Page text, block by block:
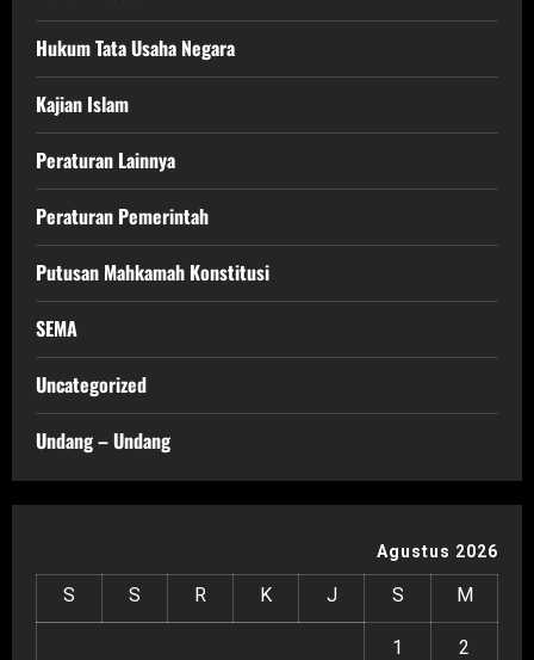
Hukum Tata Usaha Negara
Kajian Islam
Peraturan Lainnya
Peraturan Pemerintah
Putusan Mahkamah Konstitusi
SEMA
Uncategorized
Undang – Undang
Agustus 2026
S S R K J S M
1 2